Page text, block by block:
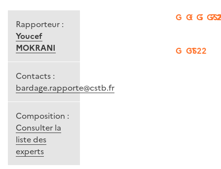
Rapporteur :
Youcef
MOKRANI
Contacts :
bardage.rapporte@cstb.fr
Composition :
Consulter la
liste des
experts
GS16GS17.1GS17.2
GS21GS22